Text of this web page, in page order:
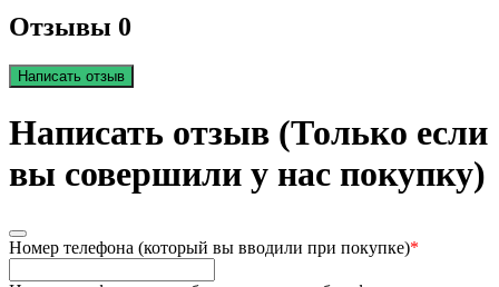
Отзывы 0
Написать отзыв
Написать отзыв (Только если
вы совершили у нас покупку)
Номер телефона (который вы вводили при покупке)*